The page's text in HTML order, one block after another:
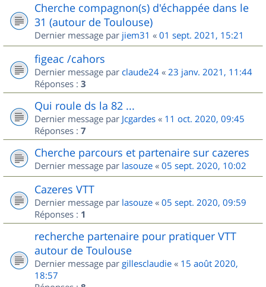
Cherche compagnon(s) d'échappée dans le
31 (autour de Toulouse)
Dernier message par jiem31 « 01 sept. 2021, 15:21
figeac /cahors
Dernier message par claude24 « 23 janv. 2021, 11:44
Réponses : 3
Qui roule ds la 82 ...
Dernier message par Jcgardes « 11 oct. 2020, 09:45
Réponses : 7
Cherche parcours et partenaire sur cazeres
Dernier message par lasouze « 05 sept. 2020, 10:02
Cazeres VTT
Dernier message par lasouze « 05 sept. 2020, 09:59
Réponses : 1
recherche partenaire pour pratiquer VTT
autour de Toulouse
Dernier message par gillesclaudie « 15 août 2020,
18:57